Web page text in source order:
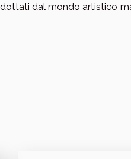
dal mondo artistico